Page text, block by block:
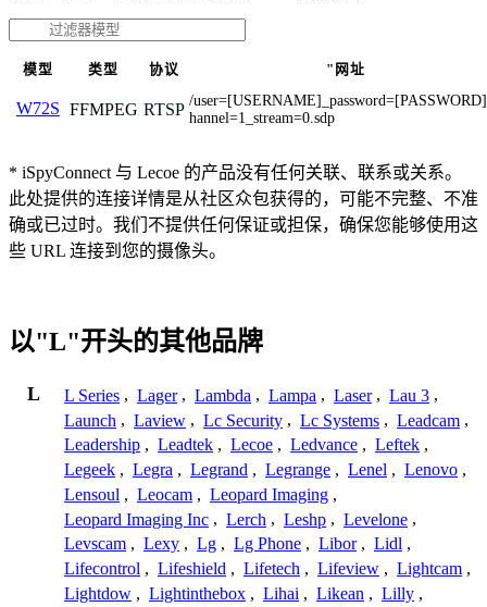
模型 类型 协议 "网址
W72S FFMPEG RTSP /
hannel=1_stream=0.sdp
* iSpyConnect 与 Lecoe 的产品没有任何关联、联系或关系。
此处提供的连接详情是从社区众包获得的，可能不完整、不准
确或已过时。我们不提供任何保证或担保，确保您能够使用这
些 URL 连接到您的摄像头。
以"L"开头的其他品牌
L L Series , Lager , Lambda , Lampa , Laser , Lau 3 ,
Launch , Laview , Lc Security , Lc Systems , Leadcam ,
Leadership , Leadtek , Lecoe , Ledvance , Leftek ,
Legeek , Legra , Legrand , Legrange , Lenel , Lenovo ,
Lensoul , Leocam , Leopard Imaging ,
Leopard Imaging Inc , Lerch , Leshp , Levelone ,
Levscam , Lexy , Lg , Lg Phone , Libor , Lidl ,
Lifecontrol , Lifeshield , Lifetech , Lifeview , Lightcam ,
Lightdow , Lightinthebox , Lihai , Likean , Lilly ,